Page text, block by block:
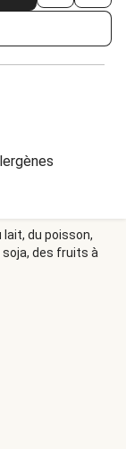
du poisson,
des fruits à